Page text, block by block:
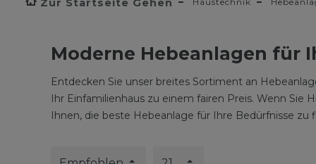
Zur Startseite Gehen
Moderne Hebeanlagen für
Entdecken Sie unser breites Sortiment an
Ihr Einfamilienhaus zu einem fairen Preis. Wenn Sie
Ihnen, die beste Hebeanlage für Ihre Bedürfnisse zu